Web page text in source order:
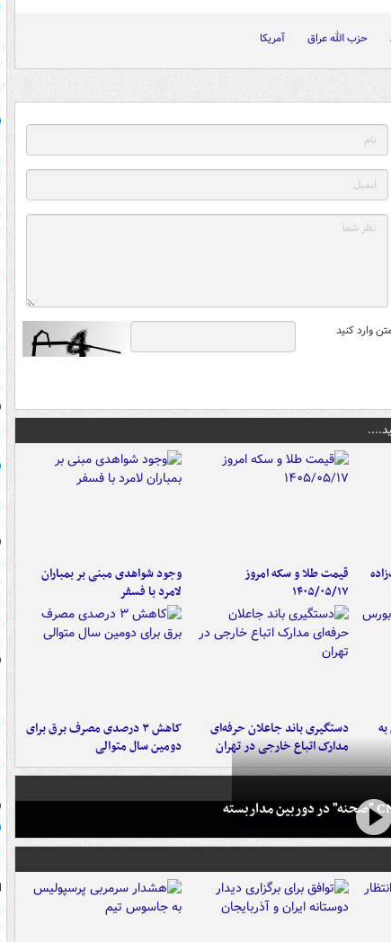
حزب الله عراق آمریکا
وارد کنید
قیمت طلا و سکه امروز
۱۴۰۵/۰۵/۱۷
وجود شواهدی مبنی بر بمباران
لامرد با فسفر
به
دستگیری باند جاعلان حرفه‌ای
مدارک اتباع خارجی در تهران
کاهش ۳ درصدی مصرف برق برای
دومین سال متوالی